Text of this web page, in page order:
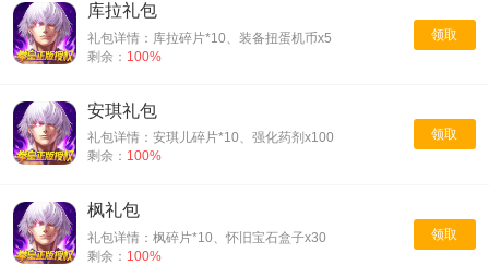
领取
库拉礼包
礼包详情：库拉碎片*10、装备扭蛋机币x5
剩余： 100%
领取
安琪礼包
礼包详情：安琪儿碎片*10、强化药剂x100
剩余： 100%
领取
枫礼包
礼包详情：枫碎片*10、怀旧宝石盒子x30
剩余： 100%